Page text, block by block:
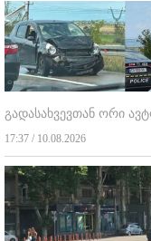
გადასახვევთან ორი
17:37 / 10.08.2026